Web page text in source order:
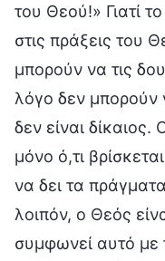
του Θεού!» Γιατί
στις πράξεις του
μπορούν να τις
λόγο δεν μπορούν
δεν είναι
μόνο ό,τι
να δει τα
λοιπόν, ο Θεός
συμφωνεί αυτό με